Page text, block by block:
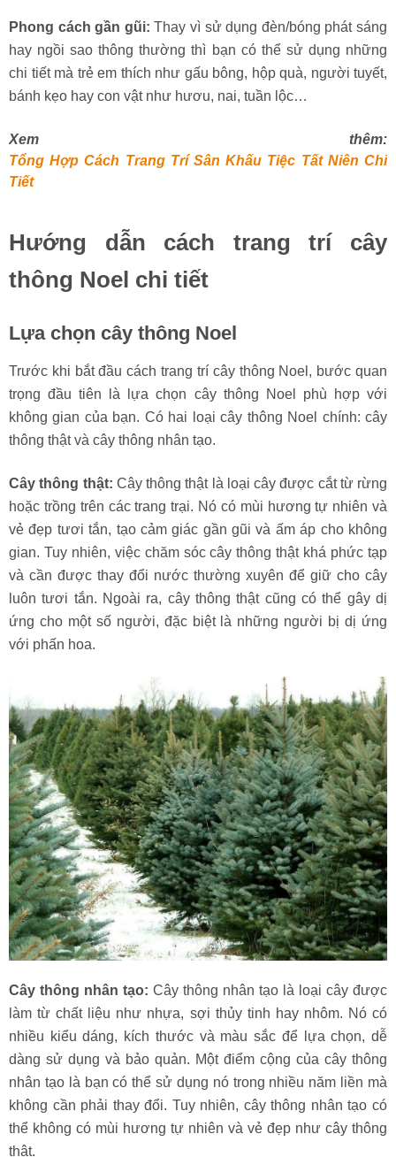
Phong cách gần gũi: Thay vì sử dụng đèn/bóng phát sáng
hay ngồi sao thông thường thì bạn có thể sử dụng những
chi tiết mà trẻ em thích như gấu bông, hộp quà, người tuyết,
bánh kẹo hay con vật như hươu, nai, tuần lộc…
Xem thêm:
Tổng Hợp Cách Trang Trí Sân Khấu Tiệc Tất Niên Chi
Tiết
Hướng dẫn cách trang trí cây
thông Noel chi tiết
Lựa chọn cây thông Noel
Trước khi bắt đầu cách trang trí cây thông Noel, bước quan
trọng đầu tiên là lựa chọn cây thông Noel phù hợp với
không gian của bạn. Có hai loại cây thông Noel chính: cây
thông thật và cây thông nhân tạo.
Cây thông thật: Cây thông thật là loại cây được cắt từ rừng
hoặc trồng trên các trang trại. Nó có mùi hương tự nhiên và
vẻ đẹp tươi tắn, tạo cảm giác gần gũi và ấm áp cho không
gian. Tuy nhiên, việc chăm sóc cây thông thật khá phức tạp
và cần được thay đổi nước thường xuyên để giữ cho cây
luôn tươi tắn. Ngoài ra, cây thông thật cũng có thể gây dị
ứng cho một số người, đặc biệt là những người bị dị ứng
với phấn hoa.
Cây thông nhân tạo: Cây thông nhân tạo là loại cây được
làm từ chất liệu như nhựa, sợi thủy tinh hay nhôm. Nó có
nhiều kiểu dáng, kích thước và màu sắc để lựa chọn, dễ
dàng sử dụng và bảo quản. Một điểm cộng của cây thông
nhân tạo là bạn có thể sử dụng nó trong nhiều năm liền mà
không cần phải thay đổi. Tuy nhiên, cây thông nhân tạo có
thể không có mùi hương tự nhiên và vẻ đẹp như cây thông
thật.